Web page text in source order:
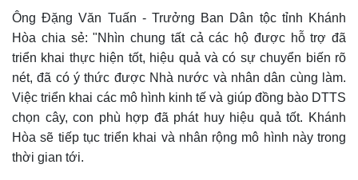
Ông Đặng Văn Tuấn - Trưởng Ban Dân tộc tỉnh Khánh
Hòa chia sẻ: "Nhìn chung tất cả các hộ được hỗ trợ đã
triển khai thực hiện tốt, hiệu quả và có sự chuyển biến rõ
nét, đã có ý thức được Nhà nước và nhân dân cùng làm.
Việc triển khai các mô hình kinh tế và giúp đồng bào DTTS
chọn cây, con phù hợp đã phát huy hiệu quả tốt. Khánh
Hòa sẽ tiếp tục triển khai và nhân rộng mô hình này trong
thời gian tới.